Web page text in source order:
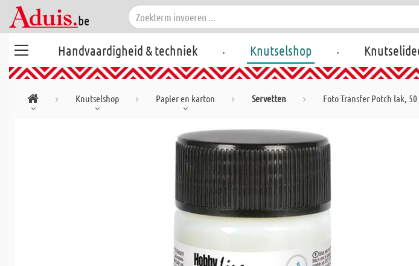
Handvaardigheid & techniek . Knutselshop .
Knutselshop Papier en karton Servetten Foto Transfer Potch lak,